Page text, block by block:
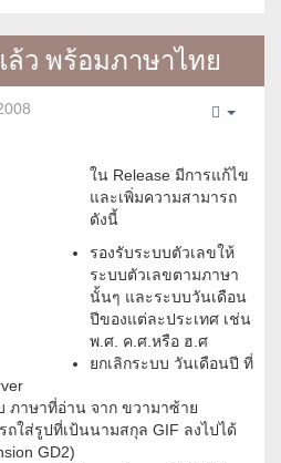
ล้ว พร้อมภาษาไทย
ใน Release มีการแก้ไข
และเพิ่มความสามารถ
ดังนี้
รองรับระบบตัวเลขให้
ระบบตัวเลขตามภาษา
นั้นๆ และระบบวันเดือน
ปีของแต่ละประเทศ เช่น
พ.ศ. ค.ศ.หรือ ฮ.ศ
ยกเลิกระบบ วันเดือนปี ที่
ภาษาที่อ่าน จาก ขวามาซ้าย
ถใส่รูปที่เป้นนามสกุล GIF ลงไปได้
GD2)